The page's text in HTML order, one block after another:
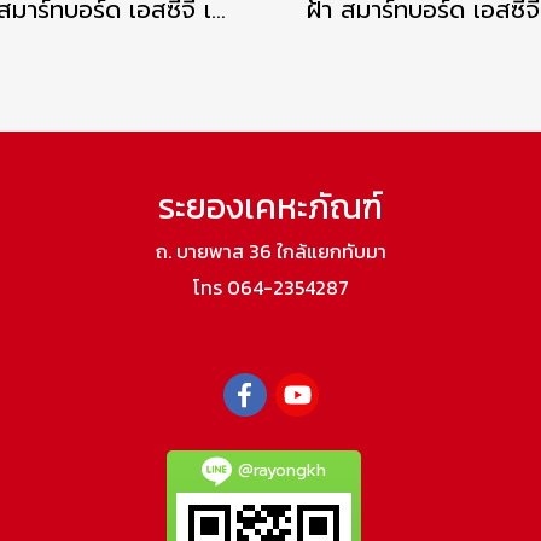
ฝ้า สมาร์ทบอร์ด เอสซีจี เซาะร่อง 3 นิ้ว ระบายอากาศ – โพรเทคชั่น
ระยองเคหะภัณฑ์
ถ. บายพาส 36 ใกล้แยกทับมา
โทร 064-2354287
@rayongkh